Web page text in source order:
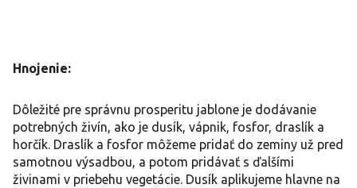
Hnojenie:
Dôležité pre správnu prosperitu jablone je dodávanie
potrebných živín, ako je dusík, vápnik, fosfor, draslík a
horčík. Draslík a fosfor môžeme pridať do zeminy už pred
samotnou výsadbou, a potom pridávať s ďalšími
živinami v priebehu vegetácie. Dusík aplikujeme hlavne na